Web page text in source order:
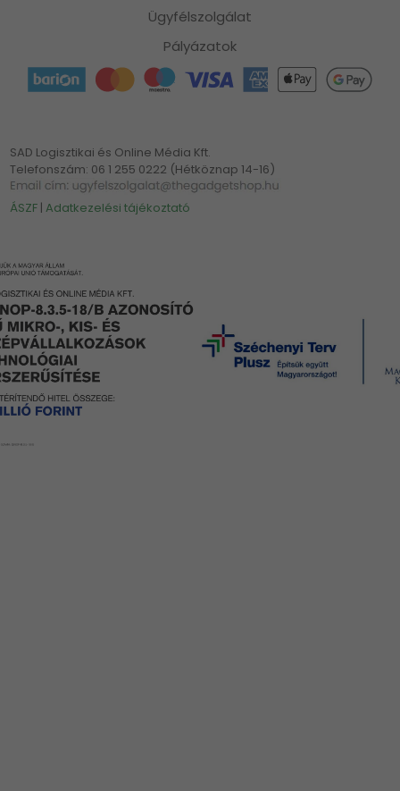
Ügyfélszolgálat
Pályázatok
SAD Logisztikai és Online Média Kft.
Telefonszám: 06 1 255 0222 (Hétköznap 14-16)
ÁSZF |Adatkezelési tájékoztató